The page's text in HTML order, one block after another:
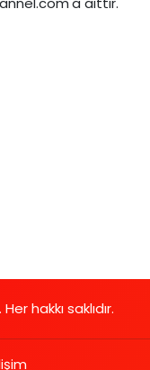
hakkı saklıdır.